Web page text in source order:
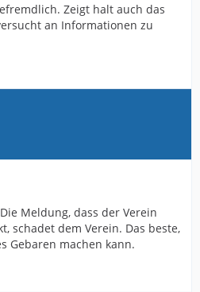
Zeigt halt auch das
an Informationen zu
Meldung, dass der Verein
schadet dem Verein. Das beste,
Gebaren machen kann.